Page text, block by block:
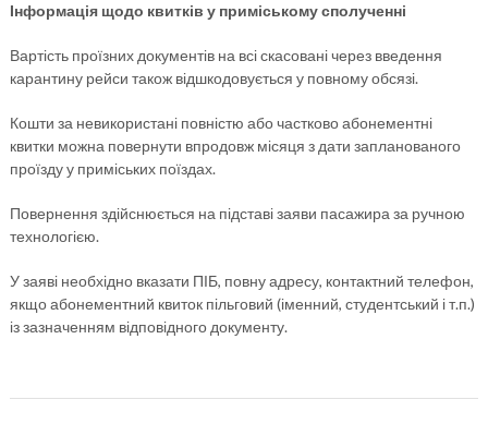
Інформація щодо квитків у приміському сполученні
Вартість проїзних документів на всі скасовані через введення
карантину рейси також відшкодовується у повному обсязі.
Кошти за невикористані повністю або частково абонементні
квитки можна повернути впродовж місяця з дати запланованого
проїзду у приміських поїздах.
Повернення здійснюється на підставі заяви пасажира за ручною
технологією.
У заяві необхідно вказати ПІБ, повну адресу, контактний телефон,
якщо абонементний квиток пільговий (іменний, студентський і т.п.)
із зазначенням відповідного документу.